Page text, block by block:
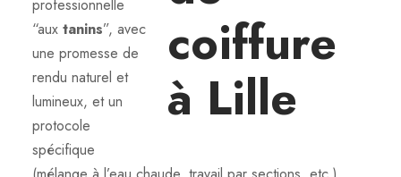
professionnelle
“aux tanins”, avec
une promesse de
rendu naturel et
lumineux, et un
protocole
spécifique